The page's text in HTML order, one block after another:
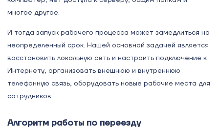
многое другое.
И тогда запуск рабочего процесса может замедлиться на
неопределенный срок. Нашей основной задачей является
восстановить локальную сеть и настроить подключение к
Интернету, организовать внешнюю и внутреннюю
телефонную связь, оборудовать новые рабочие места для
сотрудников.
Алгоритм работы по переезду